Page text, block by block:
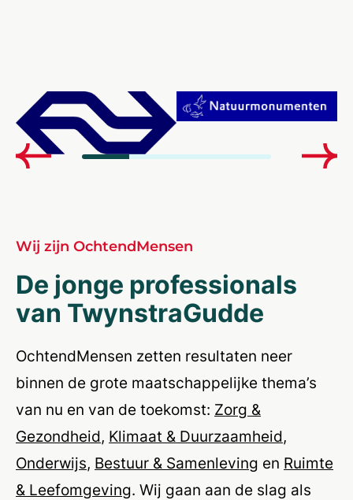
Wij zijn OchtendMensen
De jonge professionals
van TwynstraGudde
OchtendMensen zetten resultaten neer
binnen de grote maatschappelijke thema’s
van nu en van de toekomst: Zorg &
Gezondheid, Klimaat & Duurzaamheid,
Onderwijs, Bestuur & Samenleving en Ruimte
& Leefomgeving. Wij gaan aan de slag als